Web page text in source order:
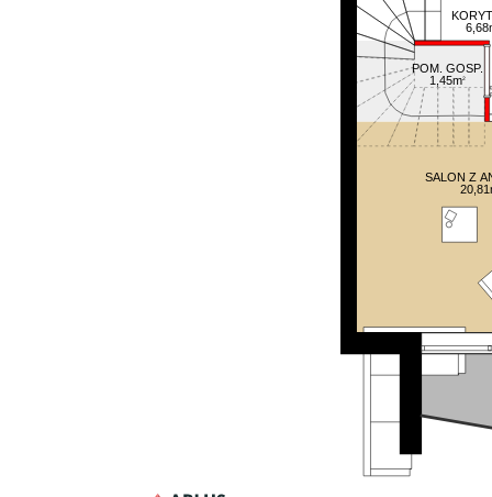
SALON Z
POM. GOSP.
1,45m2